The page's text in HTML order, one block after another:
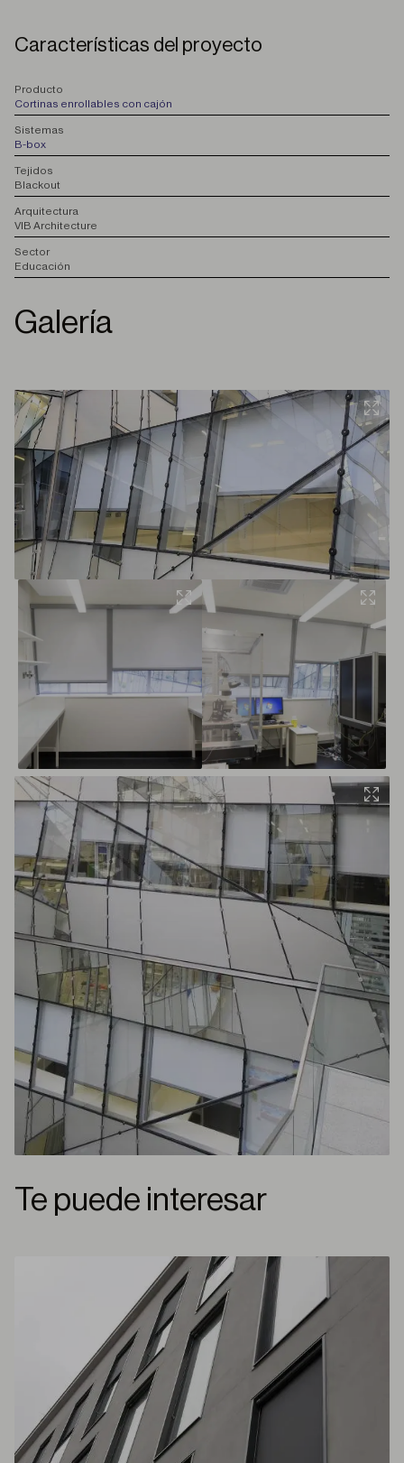
Características del proyecto
Producto
Cortinas enrollables con cajón
Sistemas
B-box
Tejidos
Blackout
Arquitectura
VIB Architecture
Sector
Educación
Galería
Te puede interesar